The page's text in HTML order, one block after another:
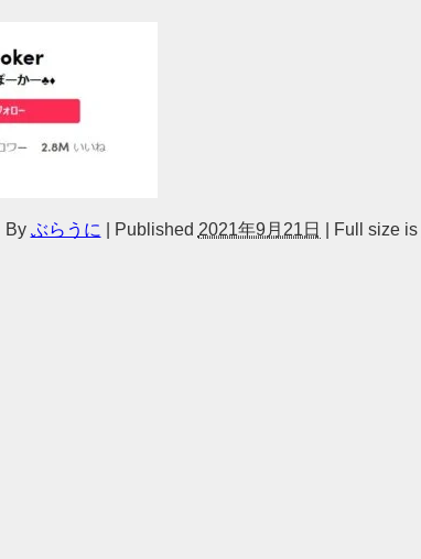
By ぶらうに Published 2021年9月21日 Full size is